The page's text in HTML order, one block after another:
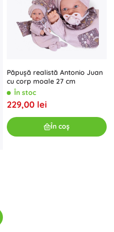
Păpușă realistă Antonio Juan
cu corp moale 27 cm
În stoc
229,00 lei
În coș